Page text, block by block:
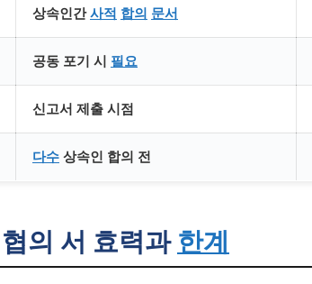
상속인간사적 합의 문서
공동 포기 시 필요
신고서 제출 시점
다수 상속인 합의 전
의 서 효력과 한계